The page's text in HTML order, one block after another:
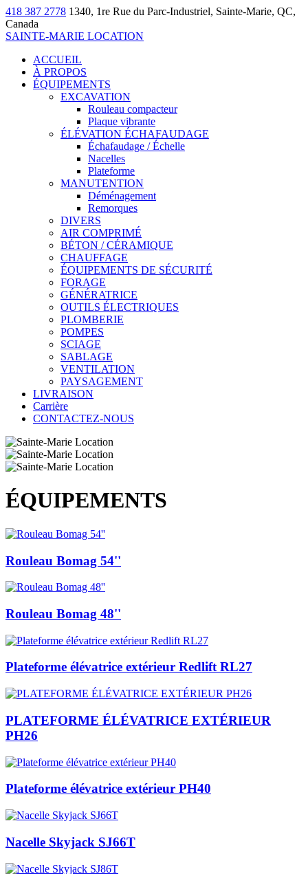
418 387 2778 1340, 1re Rue du Parc-Industriel, Sainte-Marie, QC,
Canada
SAINTE-MARIE LOCATION
ACCUEIL
À PROPOS
ÉQUIPEMENTS
EXCAVATION
Rouleau compacteur
Plaque vibrante
ÉLÉVATION ÉCHAFAUDAGE
Échafaudage / Échelle
Nacelles
Plateforme
MANUTENTION
Déménagement
Remorques
DIVERS
AIR COMPRIMÉ
BÉTON / CÉRAMIQUE
CHAUFFAGE
ÉQUIPEMENTS DE SÉCURITÉ
FORAGE
GÉNÉRATRICE
OUTILS ÉLECTRIQUES
PLOMBERIE
POMPES
SCIAGE
SABLAGE
VENTILATION
PAYSAGEMENT
LIVRAISON
Carrière
CONTACTEZ-NOUS
ÉQUIPEMENTS
Rouleau Bomag 54''
Rouleau Bomag 48''
Plateforme élévatrice extérieur Redlift RL27
PLATEFORME ÉLÉVATRICE EXTÉRIEUR
PH26
Plateforme élévatrice extérieur PH40
Nacelle Skyjack SJ66T